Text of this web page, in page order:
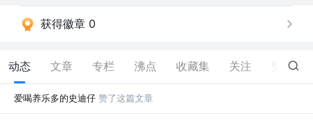
获得徽章 0
动态 文章 专栏 沸点 收藏集 关注 10
爱喝养乐多的史迪仔 赞了这篇文章